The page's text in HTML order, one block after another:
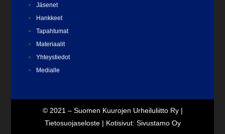
Jäsenet
Hankkeet
Tapahtumat
Materiaalit
Yhteystiedot
Medialle
© 2021 – Suomen Kuurojen Urheiluliitto Ry |
Tietosuojaseloste| Kotisivut: Sivustamo Oy